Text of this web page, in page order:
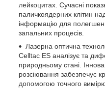
лейкоцитах. Сучасні
паличкоядерних клітин
інформацію для
запальних процесів.
Лазерна оптична
Celltac ES аналізує та
природньому стані.
розсіювання забезпечує
допомогою точного